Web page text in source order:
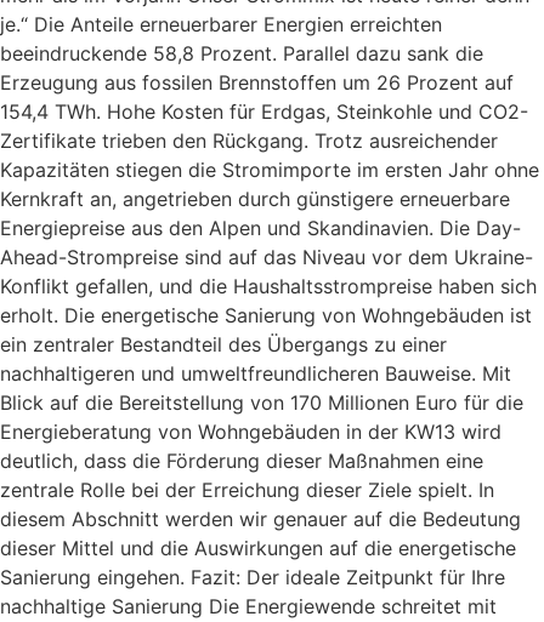
je.“ Die Anteile erneuerbarer Energien erreichten
beeindruckende 58,8 Prozent. Parallel dazu sank die
Erzeugung aus fossilen Brennstoffen um 26 Prozent auf
154,4 TWh. Hohe Kosten für Erdgas, Steinkohle und CO2-
Zertifikate trieben den Rückgang. Trotz ausreichender
Kapazitäten stiegen die Stromimporte im ersten Jahr ohne
Kernkraft an, angetrieben durch günstigere erneuerbare
Energiepreise aus den Alpen und Skandinavien. Die Day-
Ahead-Strompreise sind auf das Niveau vor dem Ukraine-
Konflikt gefallen, und die Haushaltsstrompreise haben sich
erholt. Die energetische Sanierung von Wohngebäuden ist
ein zentraler Bestandteil des Übergangs zu einer
nachhaltigeren und umweltfreundlicheren Bauweise. Mit
Blick auf die Bereitstellung von 170 Millionen Euro für die
Energieberatung von Wohngebäuden in der KW13 wird
deutlich, dass die Förderung dieser Maßnahmen eine
zentrale Rolle bei der Erreichung dieser Ziele spielt. In
diesem Abschnitt werden wir genauer auf die Bedeutung
dieser Mittel und die Auswirkungen auf die energetische
Sanierung eingehen. Fazit: Der ideale Zeitpunkt für Ihre
nachhaltige Sanierung Die Energiewende schreitet mit